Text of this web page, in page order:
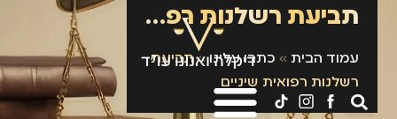
תביעת רשלנות רפואית שיניים
עמוד הבית» כתבו עלינו»תביעת
רשלנות רפואית שיניים